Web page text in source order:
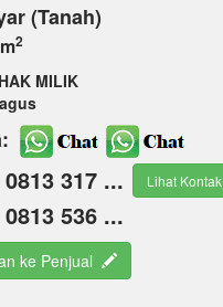
(Tanah)
2
HAK MILIK
0813 317 ... Lihat Kontak
0813 536 ...
ke Penjual